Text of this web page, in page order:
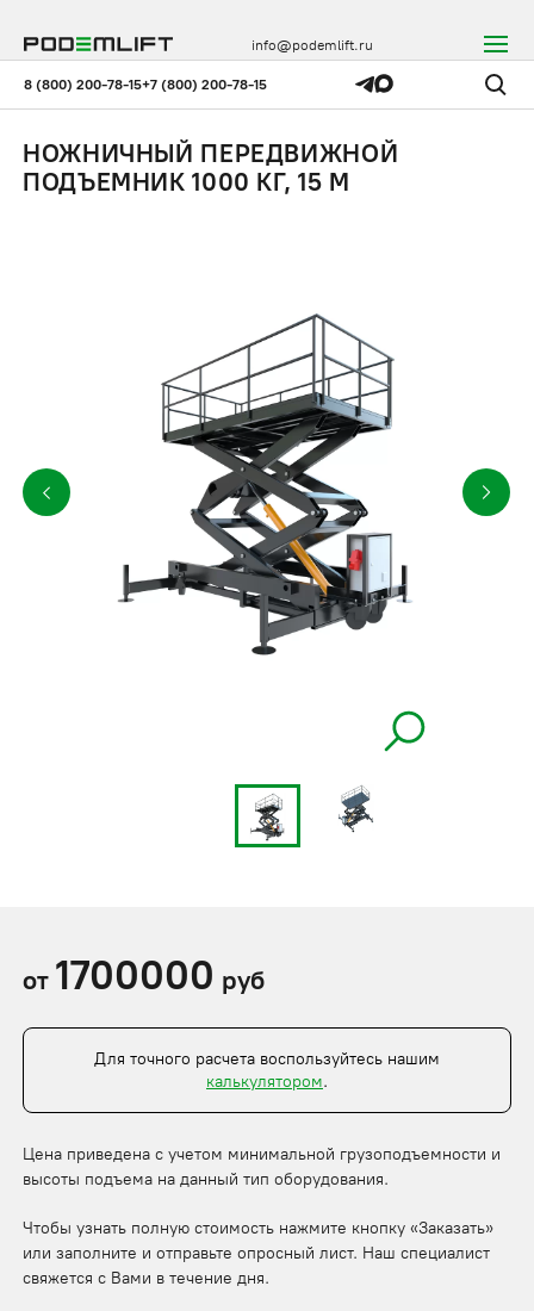
8 (800) 200-78-15+7 (800) 200-78-15
info@podemlift.ru
НОЖНИЧНЫЙ ПЕРЕДВИЖНОЙ
ПОДЪЕМНИК 1000 КГ, 15 М
от 1700000 руб
Для точного расчета воспользуйтесь нашим
калькулятором.
Цена приведена с учетом минимальной грузоподъемности и
высоты подъема на данный тип оборудования.
Чтобы узнать полную стоимость нажмите кнопку «Заказать»
или заполните и отправьте опросный лист. Наш специалист
свяжется с Вами в течение дня.